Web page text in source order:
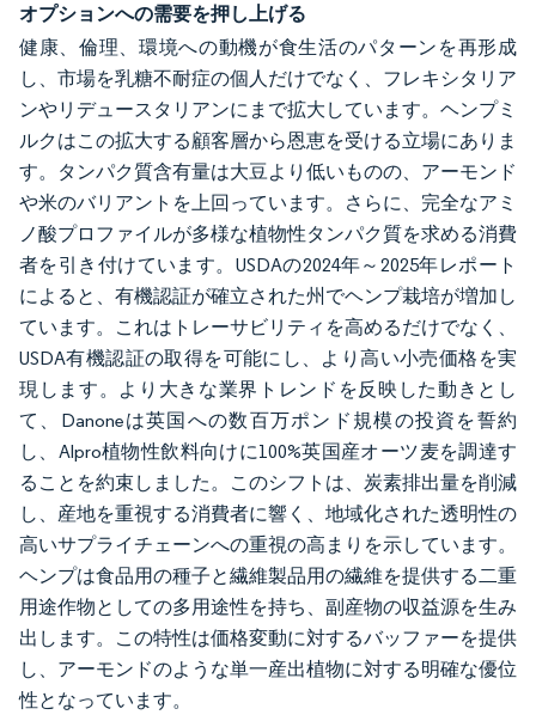
オプションへの需要を押し上げる
健康、倫理、環境への動機が食生活のパターンを再形成
し、市場を乳糖不耐症の個人だけでなく、フレキシタリア
ンやリデュースタリアンにまで拡大しています。ヘンプミ
ルクはこの拡大する顧客層から恩恵を受ける立場にありま
す。タンパク質含有量は大豆より低いものの、アーモンド
や米のバリアントを上回っています。さらに、完全なアミ
ノ酸プロファイルが多様な植物性タンパク質を求める消費
者を引き付けています。USDAの2024年～2025年レポート
によると、有機認証が確立された州でヘンプ栽培が増加し
ています。これはトレーサビリティを高めるだけでなく、
USDA有機認証の取得を可能にし、より高い小売価格を実
現します。より大きな業界トレンドを反映した動きとし
て、Danoneは英国への数百万ポンド規模の投資を誓約
し、Alpro植物性飲料向けに100%英国産オーツ麦を調達す
ることを約束しました。このシフトは、炭素排出量を削減
し、産地を重視する消費者に響く、地域化された透明性の
高いサプライチェーンへの重視の高まりを示しています。
ヘンプは食品用の種子と繊維製品用の繊維を提供する二重
用途作物としての多用途性を持ち、副産物の収益源を生み
出します。この特性は価格変動に対するバッファーを提供
し、アーモンドのような単一産出植物に対する明確な優位
性となっています。